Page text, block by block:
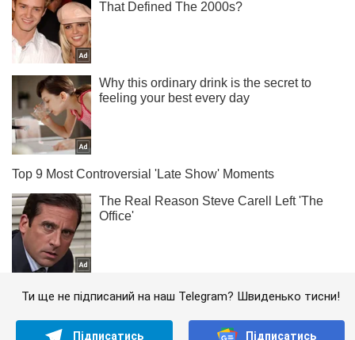
Ти ще не підписаний на наш Telegram? Швиденько тисни!
Підписатись Підписатись